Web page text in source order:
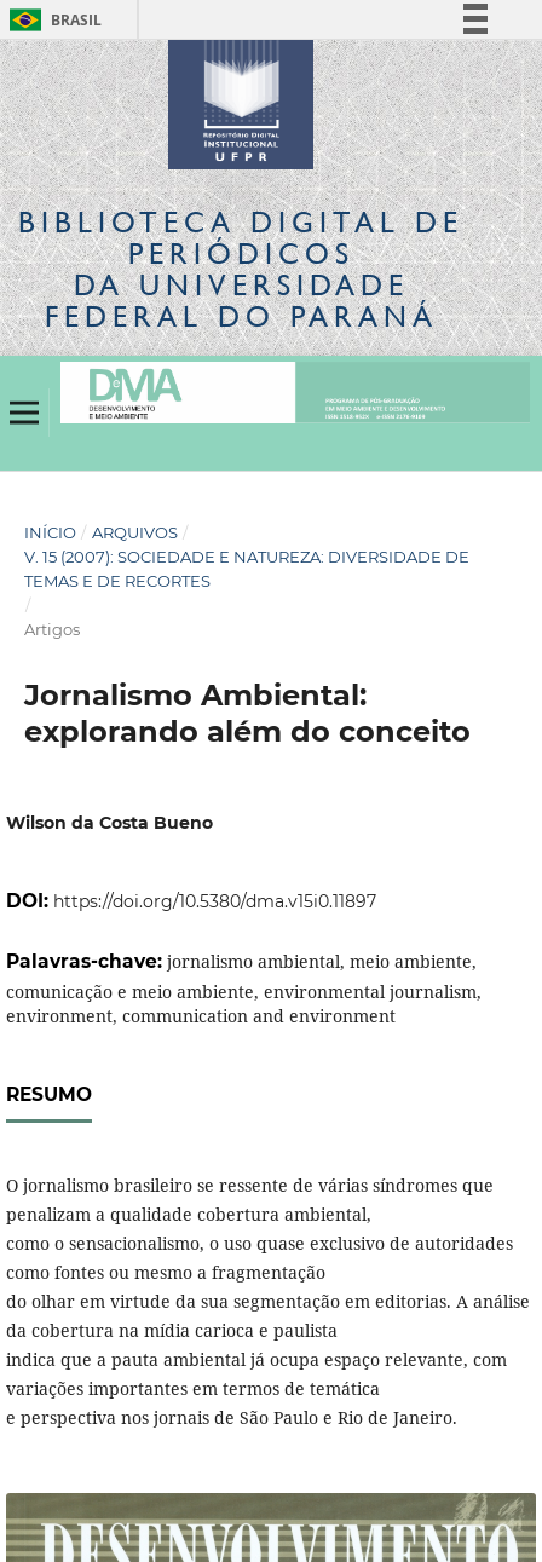
BRASIL
Simplifique!
Comunica BR
Participe
Acesso à informação
Legislação
Canais
BIBLIOTECA DIGITALDE
PERIÓDICOS
DA UNIVERSIDADE
FEDERAL DO PARANÁ
INÍCIO / ARQUIVOS /
V. 15 (2007): SOCIEDADE E NATUREZA: DIVERSIDADE DE
TEMAS E DE RECORTES
/
Artigos
Jornalismo Ambiental:
explorando além do conceito
Wilson da Costa Bueno
DOI: https://doi.org/10.5380/dma.v15i0.11897
Palavras-chave: jornalismo ambiental, meio ambiente,
comunicação e meio ambiente, environmental journalism,
environment, communication and environment
RESUMO
O jornalismo brasileiro se ressente de várias síndromes que
penalizam a qualidade cobertura ambiental,
como o sensacionalismo, o uso quase exclusivo de autoridades
como fontes ou mesmo a fragmentação
do olhar em virtude da sua segmentação em editorias. A análise
da cobertura na mídia carioca e paulista
indica que a pauta ambiental já ocupa espaço relevante, com
variações importantes em termos de temática
e perspectiva nos jornais de São Paulo e Rio de Janeiro.